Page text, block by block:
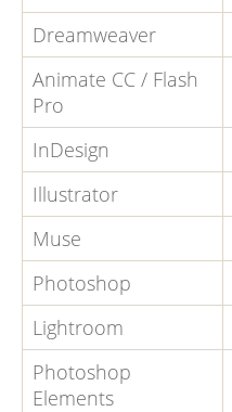
Dreamweaver
Animate CC / Flash
Pro
InDesign
Illustrator
Muse
Photoshop
Lightroom
Photoshop
Elements